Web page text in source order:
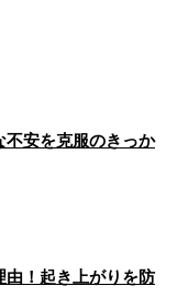
不安を克服のきっか
由！起き上がりを防